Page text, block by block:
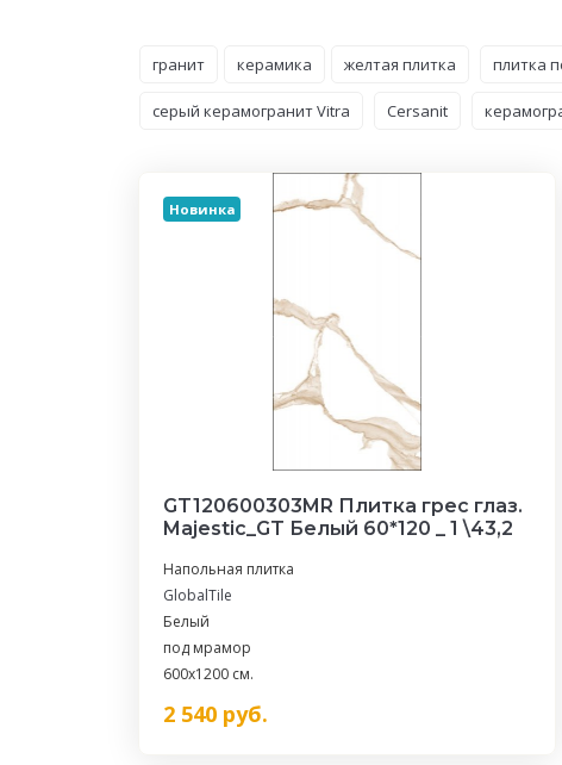
гранит керамика желтая плитка плитка
серый керамогранит Vitra Cersanit
Новинка
GT120600303MR Плитка грес глаз.
Majestic_GT Белый 60*120 _ 1 \43,2
Напольная плитка
GlobalTile
Белый
под мрамор
600x1200 см.
2 540 руб.